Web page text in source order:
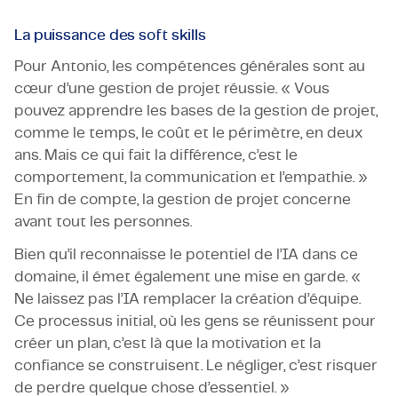
La puissance des soft skills
Pour Antonio, les compétences générales sont au
cœur d’une gestion de projet réussie. « Vous
pouvez apprendre les bases de la gestion de projet,
comme le temps, le coût et le périmètre, en deux
ans. Mais ce qui fait la différence, c’est le
comportement, la communication et l’empathie. »
En fin de compte, la gestion de projet concerne
avant tout les personnes.
Bien qu’il reconnaisse le potentiel de l’IA dans ce
domaine, il émet également une mise en garde. «
Ne laissez pas l’IA remplacer la création d’équipe.
Ce processus initial, où les gens se réunissent pour
créer un plan, c’est là que la motivation et la
confiance se construisent. Le négliger, c’est risquer
de perdre quelque chose d’essentiel. »